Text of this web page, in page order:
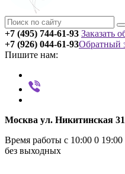
+7 (495) 744-61-93 Заказать
+7 (926) 044-61-93
Пишите нам:
Обратный
Москва ул. Никитинская
Время работы с 10:00 0 19:00
без выходных